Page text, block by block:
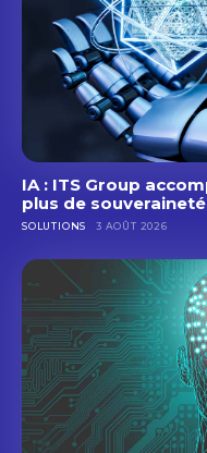
IA : ITS Group
plus de souveraineté
SOLUTIONS 3 AOÛT 2026